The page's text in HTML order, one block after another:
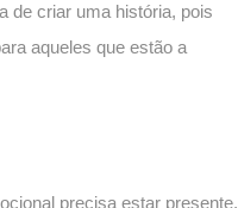
de criar uma história, pois
aqueles que estão a
precisa estar presente.